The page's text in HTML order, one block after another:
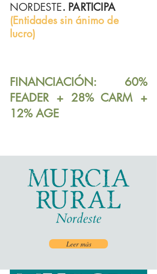
NORDESTE. PARTICIPA
(Entidades sin ánimo de
lucro)
FINANCIACIÓN: 60%
FEADER + 28% CARM +
12% AGE
Leer más